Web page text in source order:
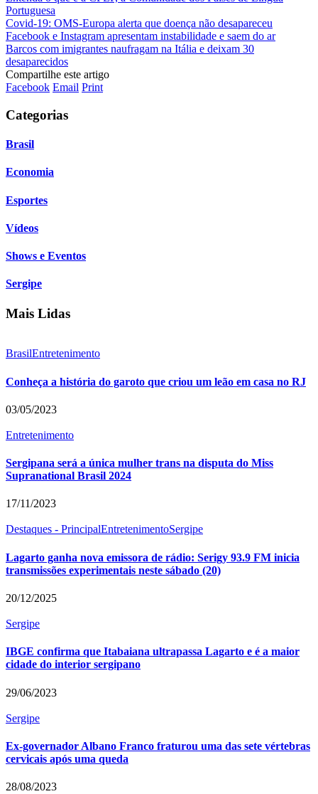
Portuguesa
Covid-19: OMS-Europa alerta que doença não desapareceu
Facebook e Instagram apresentam instabilidade e saem do ar
Barcos com imigrantes naufragam na Itália e deixam 30
desaparecidos
Compartilhe este artigo
Facebook Email Print
Categorias
Brasil
Economia
Esportes
Vídeos
Shows e Eventos
Sergipe
Mais Lidas
BrasilEntretenimento
Conheça a história do garoto que criou um leão em casa no RJ
03/05/2023
Entretenimento
Sergipana será a única mulher trans na disputa do Miss
Supranational Brasil 2024
17/11/2023
Destaques - PrincipalEntretenimentoSergipe
Lagarto ganha nova emissora de rádio: Serigy 93.9 FM inicia
transmissões experimentais neste sábado (20)
20/12/2025
Sergipe
IBGE confirma que Itabaiana ultrapassa Lagarto e é a maior
cidade do interior sergipano
29/06/2023
Sergipe
Ex-governador Albano Franco fraturou uma das sete vértebras
cervicais após uma queda
28/08/2023